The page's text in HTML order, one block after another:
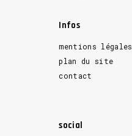
Infos
mentions légales
plan du site
contact
social